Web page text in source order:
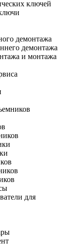
ключей
демонтажа
демонтажа
и монтажа
для